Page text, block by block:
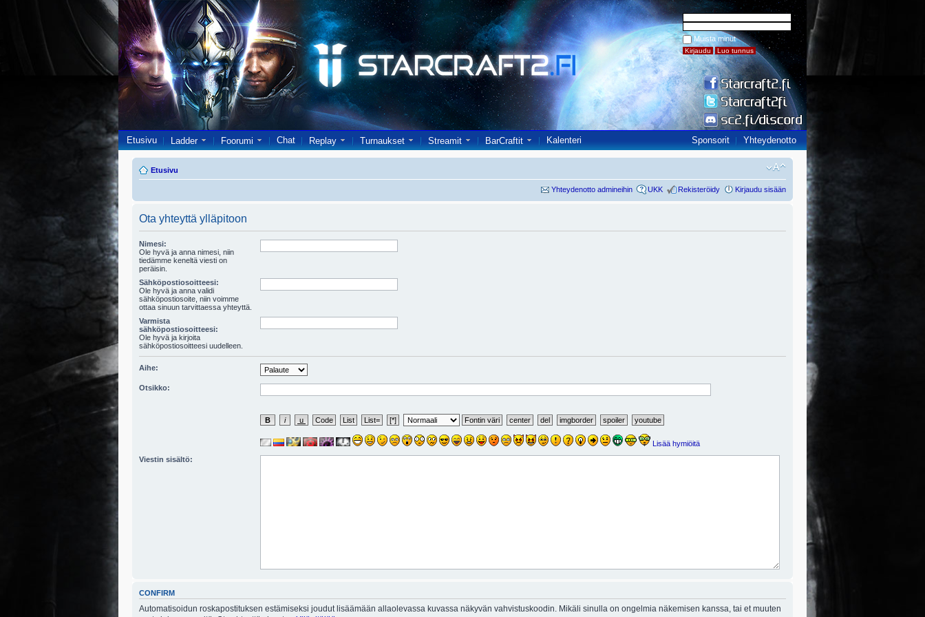
Muista minut
Etusivu Ladder Foorumi Chat Replay Turnaukset Streamit BarCraftit Kalenteri Sponsorit Yhteydenotto
Etusivu
Yhteydenotto admineihin UKK Rekisteröidy Kirjaudu sisään
Ota yhteyttä ylläpitoon
Nimesi:
Ole hyvä ja anna nimesi, niin
tiedämme keneltä viesti on
peräisin.
Sähköpostiosoitteesi:
Ole hyvä ja anna validi
sähköpostiosoite, niin voimme
ottaa sinuun tarvittaessa yhteyttä.
Varmista
sähköpostiosoitteesi:
Ole hyvä ja kirjoita
sähköpostiosoitteesi uudelleen.
Aihe:
Otsikko:
Lisää hymiöitä
Viestin sisältö:
CONFIRM
Automatisoidun roskapostituksen estämiseksi joudut lisäämään allaolevassa kuvassa näkyvän vahvistuskoodin. Mikäli sinulla on ongelmia näkemisen kanssa, tai et muuten